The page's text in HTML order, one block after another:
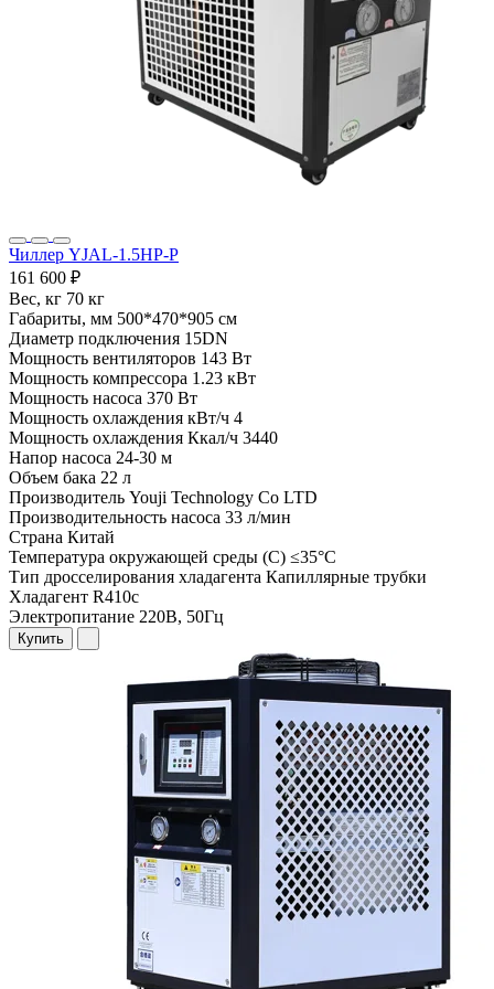
Чиллер YJAL-1.5HP-P
161 600 ₽
Вес, кг 70 кг
Габариты, мм 500*470*905 см
Диаметр подключения 15DN
Мощность вентиляторов 143 Вт
Мощность компрессора 1.23 кВт
Мощность насоса 370 Вт
Мощность охлаждения кВт/ч 4
Мощность охлаждения Ккал/ч 3440
Напор насоса 24-30 м
Объем бака 22 л
Производитель Youji Technology Co LTD
Производительность насоса 33 л/мин
Страна Китай
Температура окружающей среды (С) ≤35°C
Тип дросселирования хладагента Капиллярные трубки
Хладагент R410c
Электропитание 220В, 50Гц
Купить